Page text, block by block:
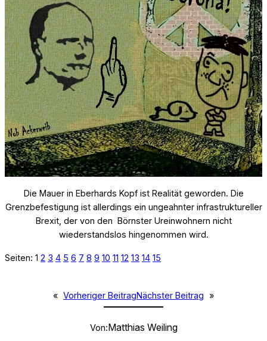
Die Mauer in Eberhards Kopf ist Realität geworden. Die
Grenzbefestigung ist allerdings ein ungeahnter infrastruktureller
Brexit, der von den Börnster Ureinwohnern nicht
wiederstandslos hingenommen wird.
Seiten: 1 2 3 4 5 6 7 8 9 10 11 12 13 14 15
« Vorheriger BeitragNächster Beitrag »
Von:Matthias Weiling